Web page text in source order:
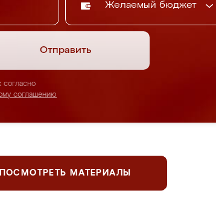
Желаемый бюджет
Отправить
согласно
соглашению
ПОСМОТРЕТЬ МАТЕРИАЛЫ